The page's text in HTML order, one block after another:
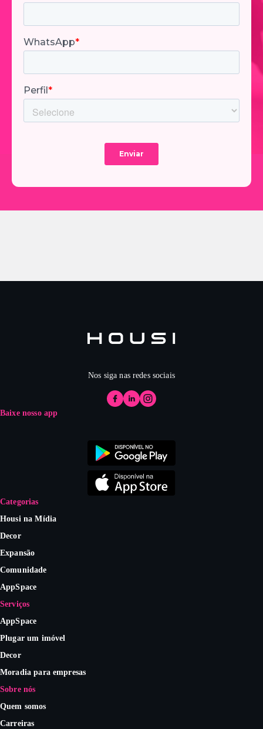
Nos siga nas redes sociais
Baixe nosso app
Categorias
Housi na Mídia
Decor
Expansão
Comunidade
AppSpace
Serviços
AppSpace
Plugar um imóvel
Decor
Moradia para empresas
Sobre nós
Quem somos
Carreiras